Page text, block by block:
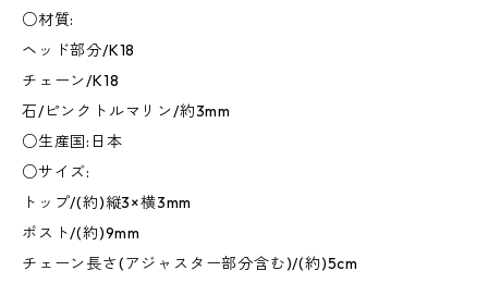
○材質:
ヘッド部分/K18
チェーン/K18
石/ピンクトルマリン/約3mm
○生産国:日本
○サイズ:
トップ/(約)縦3×横3mm
ポスト/(約)9mm
チェーン長さ(アジャスター部分含む)/(約)5cm